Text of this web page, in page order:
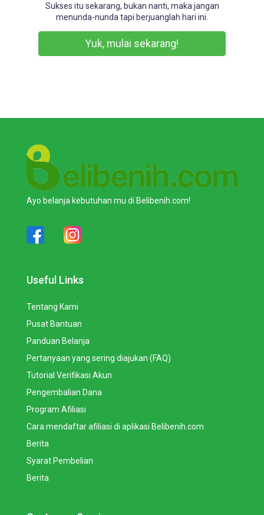
Sukses itu sekarang, bukan nanti, maka jangan
menunda-nunda tapi berjuanglah hari ini.
Yuk, mulai sekarang!
Ayo belanja kebutuhan mu di Belibenih.com!
Useful Links
Tentang Kami
Pusat Bantuan
Panduan Belanja
Pertanyaan yang sering diajukan (FAQ)
Tutorial Verifikasi Akun
Pengembalian Dana
Program Afiliasi
Cara mendaftar afiliasi di aplikasi Belibenih.com
Berita
Syarat Pembelian
Berita